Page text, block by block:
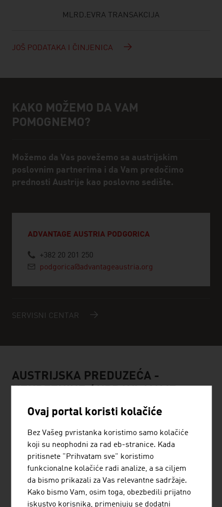
MLRD.EVRA TRANSAKCIJA
JOŠ PODATAKA I ČINJENICA
Pomoć i kontakt osoba
KAKO MOŽEMO DA VAM
POMOGNEMO?
Možemo da Vas povežemo sa austrijskim
poslovnim partnerima i da Vam predočimo
prednosti Austrije kao poslovno sedište.
ADVANTAGE AUSTRIA PODGORICA
+382 20 201 250
podgorica@advantageaustria.org
SERVISNI CENTAR
AUSTRIJSKA PREDUZEĆA -
NEKRETNINAMA
STRABAG AG
Pretežna delatnost preduzeća STRABAG Wassertechnik
Ovaj portal koristi kolačiće
Bez Vašeg pvristanka koristimo samo kolačiće
koji su neophodni za rad eb-stranice. Kada
pritisnete "Prihvatam sve" koristimo
funkcionalne kolačiće radi analize, a sa ciljem
da bismo prikazali za Vas relevantne sadržaje.
Kako bismo Vam, osim toga, obezbedili prijatno
iskustvo korisnika, primenjuju se dodatni